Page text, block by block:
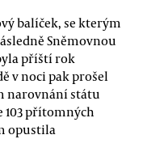
balíček, se kterým
Sněmovnou
příští rok
v noci pak prošel
narovnání státu
103 přítomných
opustila